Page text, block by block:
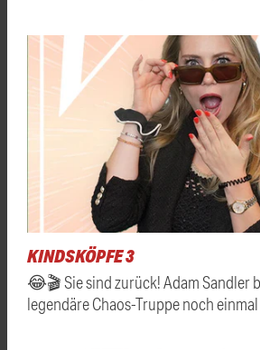
KINDSKÖPFE 3
😂🎬 Sie sind zurück! Adam Sandler
legendäre Chaos-Truppe noch